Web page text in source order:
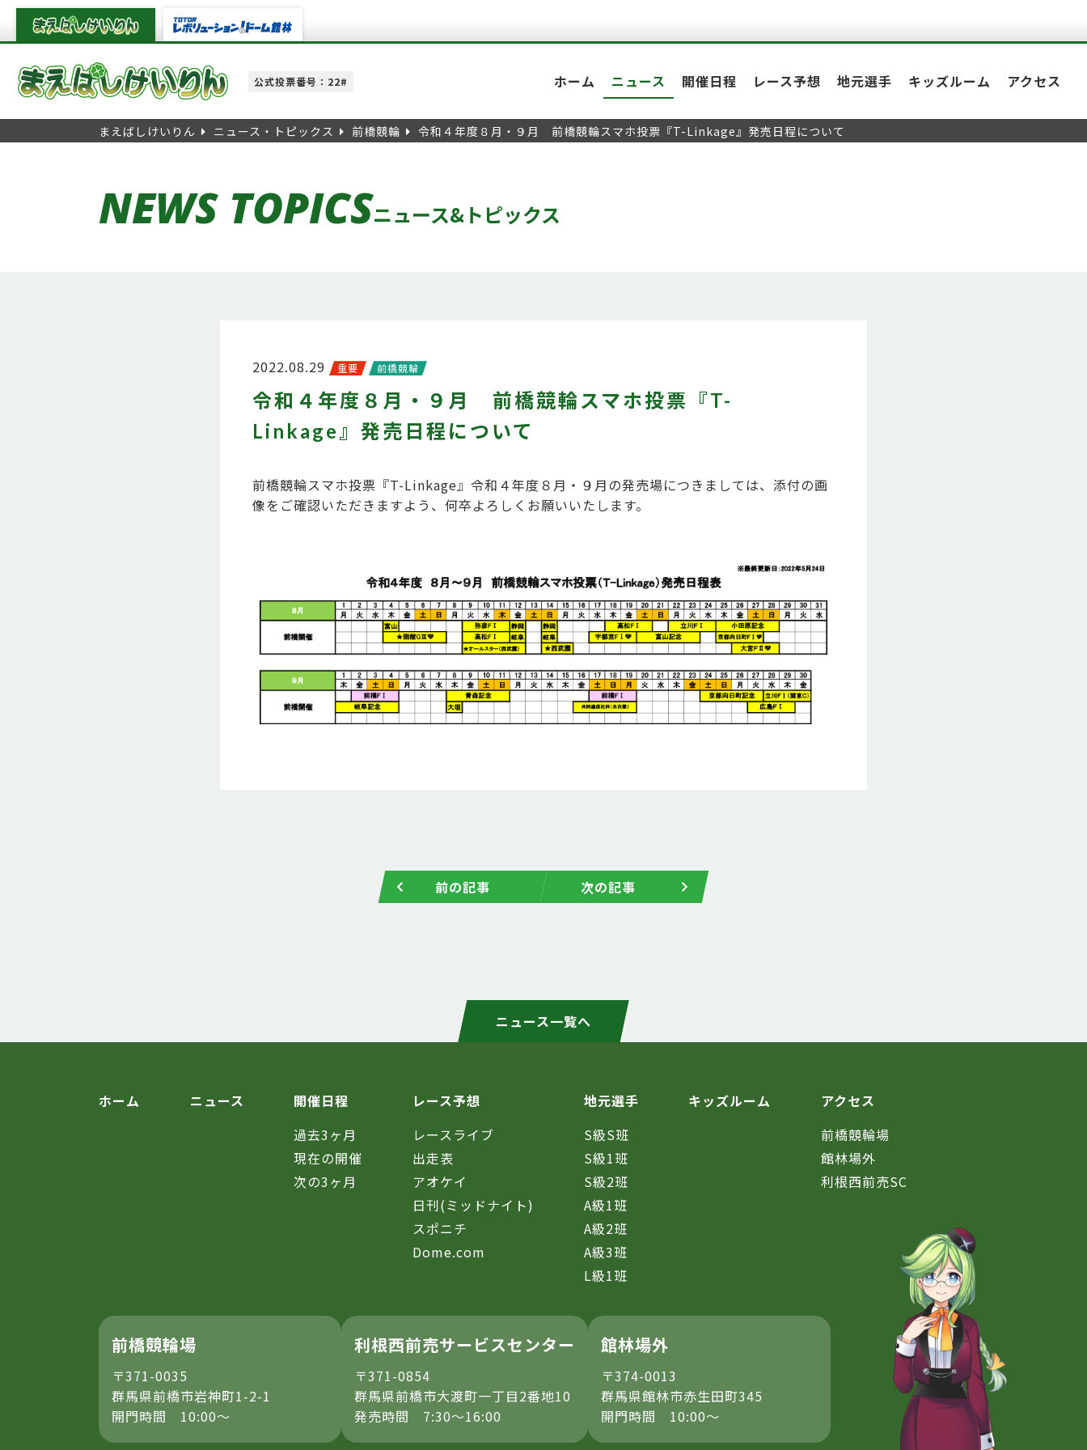
公式投票番号：22# ホーム ニュース 開催日程 レース予想 地元選手 キッズルーム アクセス
まえばしけいりん ニュース・トピックス 前橋競輪 令和４年度８月・９月 前橋競輪スマホ投票『T-Linkage』発売日程について
NEWS TOPICSニュース&トピックス
2022.08.29 重要 前橋競輪
令和４年度８月・９月 前橋競輪スマホ投票『T-
Linkage』発売日程について
前橋競輪スマホ投票『T-Linkage』令和４年度８月・９月の発売場につきましては、添付の画
像をご確認いただきますよう、何卒よろしくお願いいたします。
前の記事 次の記事
ニュース一覧へ
ホーム ニュース
開催日程
過去3ヶ月
現在の開催
次の3ヶ月
レース予想
レースライブ
出走表
アオケイ
日刊(ミッドナイト)
スポニチ
Dome.com
地元選手
S級S班
S級1班
S級2班
A級1班
A級2班
A級3班
L級1班
キッズルーム
アクセス
前橋競輪場
館林場外
利根西前売SC
前橋競輪場
〒371-0035
群馬県前橋市岩神町1-2-1
開門時間 10:00～
利根西前売サービスセンター
〒371-0854
群馬県前橋市大渡町一丁目2番地10
発売時間 7:30～16:00
館林場外
〒374-0013
群馬県館林市赤生田町345
開門時間 10:00～